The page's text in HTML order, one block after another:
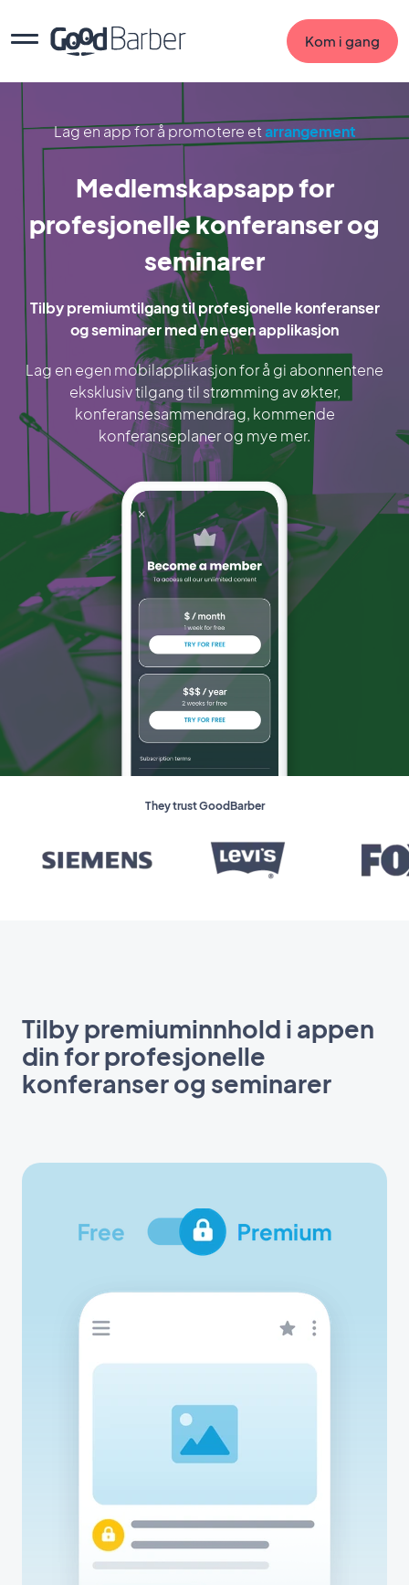
Kom i gang
Lag en app for å promotere etarrangement
Medlemskapsapp for
profesjonelle konferanser og
seminarer
Tilby premiumtilgang til profesjonelle konferanser
og seminarer med en egen applikasjon
Lag en egen mobilapplikasjon for å gi abonnentene
eksklusiv tilgang til strømming av økter,
konferansesammendrag, kommende
konferanseplaner og mye mer.
They trust GoodBarber
Tilby premiuminnhold i appen
din for profesjonelle
konferanser og seminarer